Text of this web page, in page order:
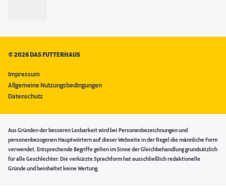
©2026 DAS FUTTERHAUS
Impressum
Allgemeine Nutzungsbedingungen
Datenschutz
Aus Gründen der besseren Lesbarkeit wird bei Personenbezeichnungen und
personenbezogenen Hauptwörtern auf dieser Webseite in der Regel die männliche Form
verwendet. Entsprechende Begriffe gelten im Sinne der Gleichbehandlung grundsätzlich
für alle Geschlechter. Die verkürzte Sprachform hat ausschließlich redaktionelle
Gründe und beinhaltet keine Wertung.